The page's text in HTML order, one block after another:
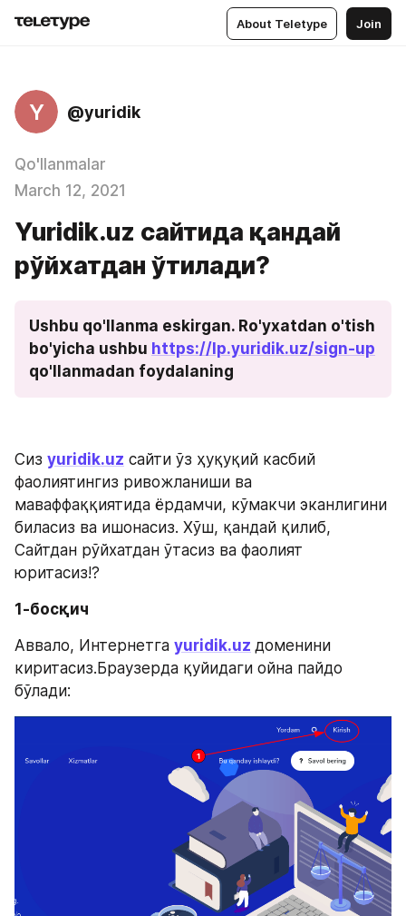
About Teletype Join
Y @yuridik
Qo'llanmalar
March 12, 2021
Yuridik.uz сайтида қандай
рўйхатдан ўтилади?
Ushbu qo'llanma eskirgan. Ro'yxatdan o'tish
bo'yicha ushbu https://lp.yuridik.uz/sign-up
qo'llanmadan foydalaning
Сиз yuridik.uz сайти ўз ҳуқуқий касбий
фаолиятингиз ривожланиши ва
маваффаққиятида ёрдамчи, кўмакчи эканлигини
биласиз ва ишонасиз. Хўш, қандай қилиб,
Сайтдан рўйхатдан ўтасиз ва фаолият
юритасиз!?
1-босқич
Аввало, Интернетга yuridik.uz доменини
киритасиз.Браузерда қуйидаги ойна пайдо
бўлади: